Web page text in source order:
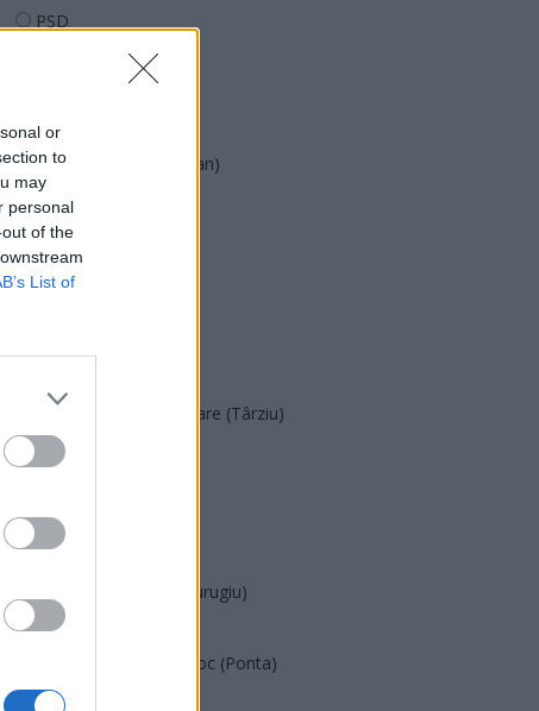
or
to
may
personal
of the
List of
PSD
PMP (Tomac)
Forța Dreptei (L. Orban)
PNȚMM
REPER
SENS
Acțiunea Conservatoare (Târziu)
PDF (Lazarus)
PNȚCD (Pavelescu)
PNCR (Terheș)
Partidul Patrioților (Surugiu)
FAR (Coarnă)
România pe Primul Loc (Ponta)
Altul